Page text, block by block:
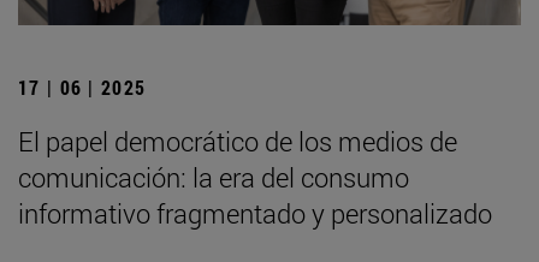
17 | 06 | 2025
El papel democrático de los medios de
comunicación: la era del consumo
informativo fragmentado y personalizado